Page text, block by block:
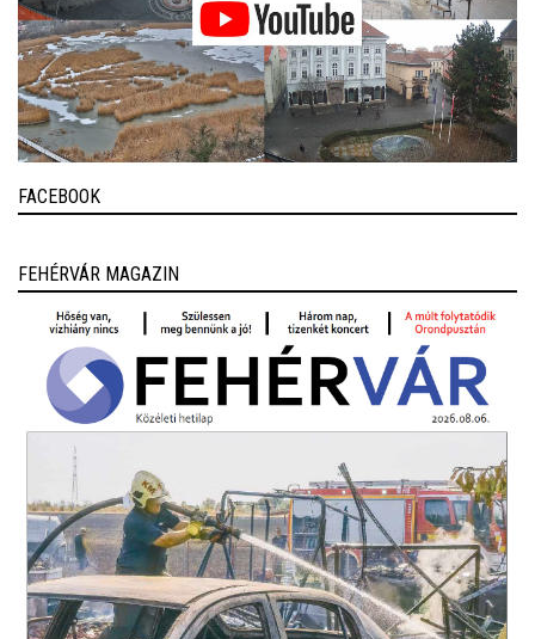
FACEBOOK
FEHÉRVÁR MAGAZIN